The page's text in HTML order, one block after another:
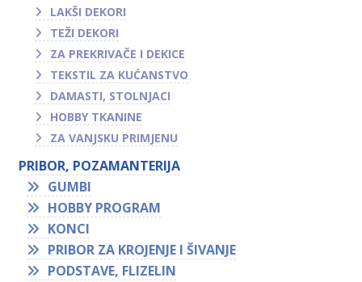
LAKŠI DEKORI
TEŽI DEKORI
ZA PREKRIVAČE I DEKICE
TEKSTIL ZA KUĆANSTVO
DAMASTI, STOLNJACI
HOBBY TKANINE
ZA VANJSKU PRIMJENU
PRIBOR, POZAMANTERIJA
GUMBI
HOBBY PROGRAM
KONCI
PRIBOR ZA KROJENJE I ŠIVANJE
PODSTAVE, FLIZELIN